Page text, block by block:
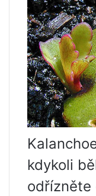
kdykoli
odřízněte